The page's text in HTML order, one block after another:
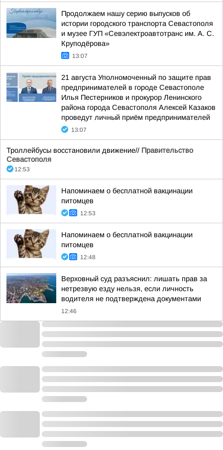
Продолжаем нашу серию выпусков об
истории городского транспорта Севастополя
и музее ГУП «Севэлектроавтотранс им. А. С.
Круподёрова»
13:07
21 августа Уполномоченный по защите прав
предпринимателей в городе Севастополе
Илья Пестерников и прокурор Ленинского
района города Севастополя Алексей Казаков
проведут личный приём предпринимателей
13:07
Троллейбусы восстановили движение// Правительство
Севастополя
12:53
Напоминаем о бесплатной вакцинации
питомцев
12:53
Напоминаем о бесплатной вакцинации
питомцев
12:48
Верховный суд разъяснил: лишать прав за
нетрезвую езду нельзя, если личность
водителя не подтверждена документами
12:46